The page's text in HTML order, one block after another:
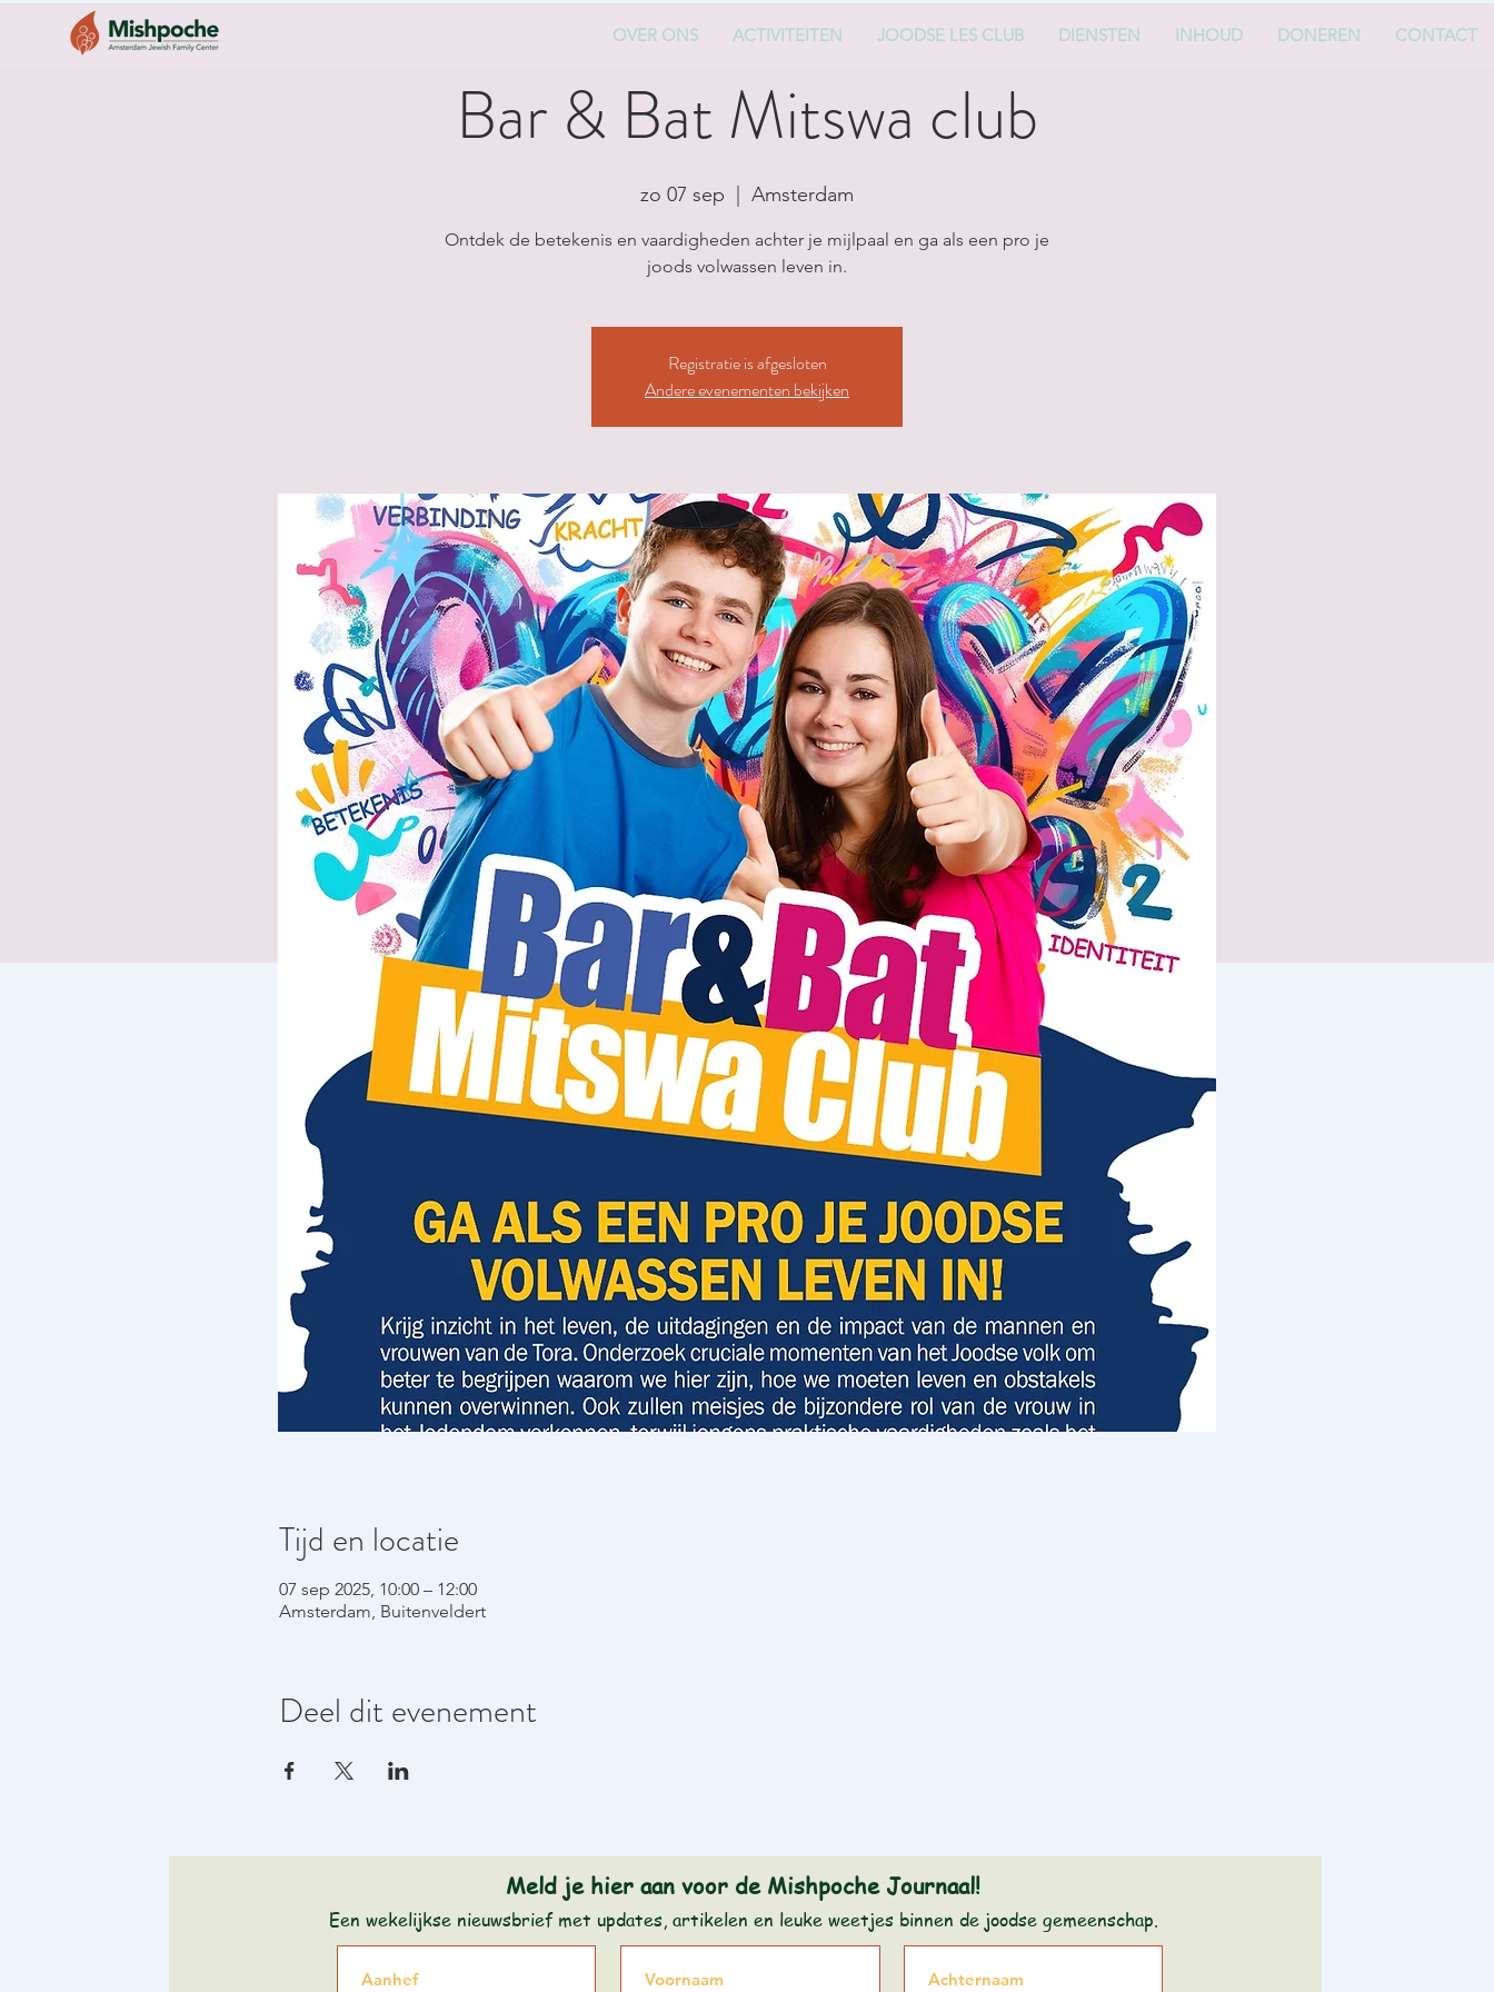
Bar & Bat Mitswa club
zo 07 sep Amsterdam
Ontdek de betekenis en vaardigheden achter je mijlpaal en ga als een pro je
joods volwassen leven in.
Registratie is afgesloten
Andere evenementen bekijken
Tijd en locatie
07 sep 2025, 10:00 – 12:00
Amsterdam, Buitenveldert
Deel dit evenement
OVER ONS ACTIVITEITEN JOODSE LES CLUB DIENSTEN INHOUD DONEREN CONTACT
Meld je hier aan voor de Mishpoche Journaal!
Een wekelijkse nieuwsbrief met updates, artikelen en leuke weetjes binnen de joodse gemeenschap.